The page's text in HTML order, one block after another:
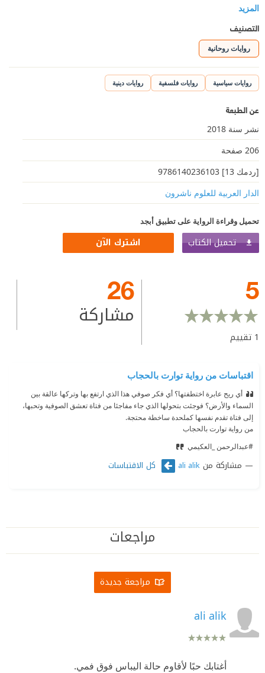
المزيد
التصنيف
روايات روحانية
روايات سياسية روايات فلسفية روايات دينية
عن الطبعة
نشر سنة 2018
206 صفحة
[ردمك 13] 9786140236103
الدار العربية للعلوم ناشرون
تحميل وقراءة الرواية على تطبيق أبجد
تحميل الكتاب اشترك الآن
5
1 تقييم
26
مشاركة
اقتباسات من رواية توارت بالحجاب
أي ريح عابرة اختطفتها؟ أي فكر صوفي هذا الذي ارتفع بها وتركها عالقة بين
السماء والأرض؟ فوجئت بتحولها الذي جاء مفاجئا من فتاة تعشق الصوفية وتحبها،
إلى فتاة تقدم نفسها كملحدة ساخطة محتجة.
من رواية توارت بالحجاب
#عبدالرحمن _العكيمي
مشاركة من ali alik كل الاقتباسات
مراجعات
مراجعة جديدة
ali alik
أغتابك حبًا لأقاوم حالة اليباس فوق فمي.